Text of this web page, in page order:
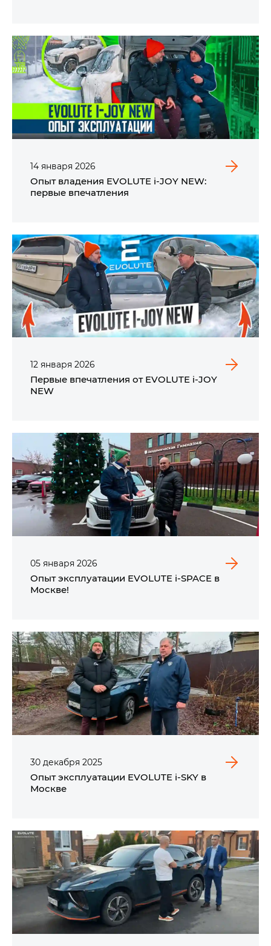
14 января 2026
Опыт владения EVOLUTE i‑JOY NEW:
первые впечатления
12 января 2026
Первые впечатления от EVOLUTE i‑JOY
NEW
05 января 2026
Опыт эксплуатации EVOLUTE i‑SPACE в
Москве!
30 декабря 2025
Опыт эксплуатации EVOLUTE i‑SKY в
Москве